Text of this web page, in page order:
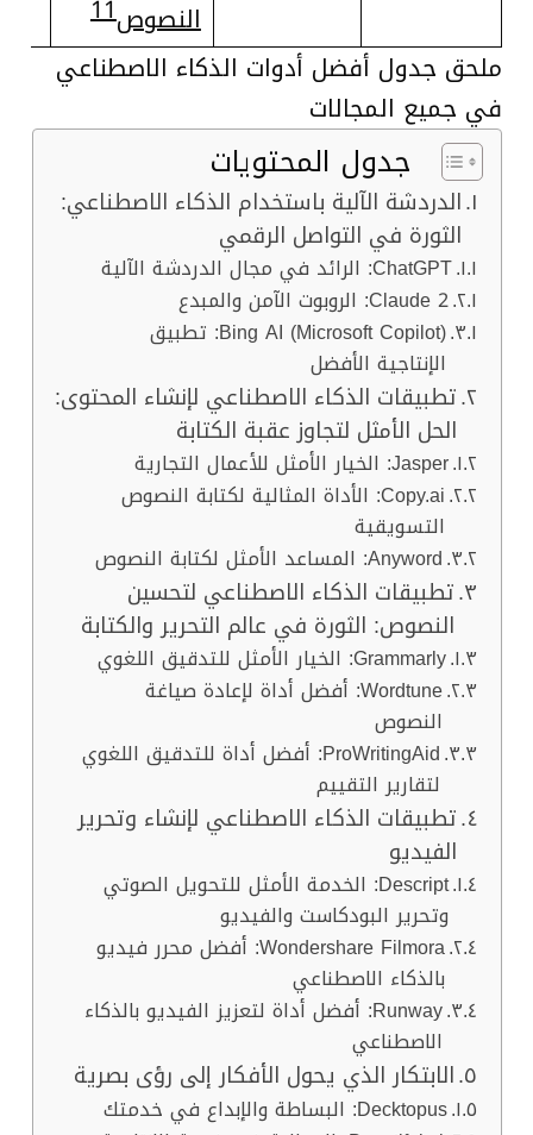
النصوص11
ملحق جدول أفضل أدوات الذكاء الاصطناعي
في جميع المجالات
جدول المحتويات
الدردشة الآلية باستخدام الذكاء الاصطناعي:
الثورة في التواصل الرقمي
ChatGPT: الرائد في مجال الدردشة الآلية
Claude 2: الروبوت الآمن والمبدع
Bing AI (Microsoft Copilot): تطبيق
الإنتاجية الأفضل
تطبيقات الذكاء الاصطناعي لإنشاء المحتوى:
الحل الأمثل لتجاوز عقبة الكتابة
Jasper: الخيار الأمثل للأعمال التجارية
Copy.ai: الأداة المثالية لكتابة النصوص
التسويقية
Anyword: المساعد الأمثل لكتابة النصوص
تطبيقات الذكاء الاصطناعي لتحسين
النصوص: الثورة في عالم التحرير والكتابة
Grammarly: الخيار الأمثل للتدقيق اللغوي
Wordtune: أفضل أداة لإعادة صياغة
النصوص
ProWritingAid: أفضل أداة للتدقيق اللغوي
لتقارير التقييم
تطبيقات الذكاء الاصطناعي لإنشاء وتحرير
الفيديو
Descript: الخدمة الأمثل للتحويل الصوتي
وتحرير البودكاست والفيديو
Wondershare Filmora: أفضل محرر فيديو
بالذكاء الاصطناعي
Runway: أفضل أداة لتعزيز الفيديو بالذكاء
الاصطناعي
الابتكار الذي يحول الأفكار إلى رؤى بصرية
Decktopus: البساطة والإبداع في خدمتك